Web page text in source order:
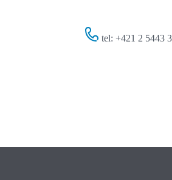
tel: +421 2 5443